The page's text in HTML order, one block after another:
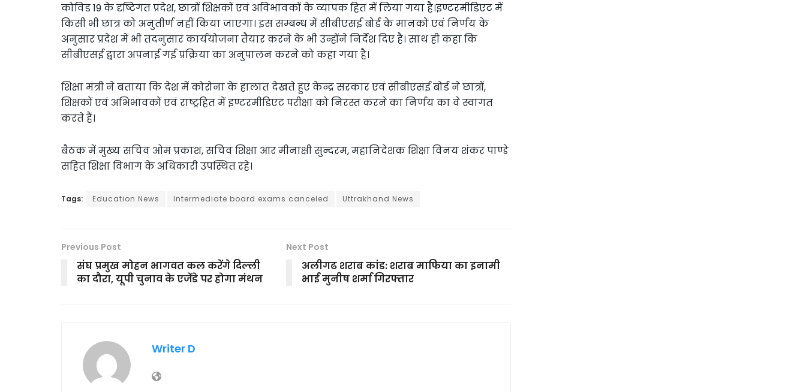
कोविड 19 के दृष्टिगत प्रदेश, छात्रों शिक्षकों एवं अविभावकों के व्यापक हित में लिया गया है।इण्टरमीडिएट में
किसी भी छात्र को अनुतीर्ण नहीं किया जाएगा। इस सम्बन्ध में सीबीएसई बोर्ड के मानको एवं निर्णय के
अनुसार प्रदेश में भी तदनुसार कार्ययोजना तैयार करने के भी उन्होंने निर्देश दिए है। साथ ही कहा कि
सीबीएसई द्वारा अपनाई गई प्रक्रिया का अनुपालन करने को कहा गया है।
शिक्षा मंत्री ने बताया कि देश में कोरोना के हालात देखते हुए केन्द्र सरकार एवं सीबीएसई बोर्ड ने छात्रों,
शिक्षकों एवं अभिभावकों एवं राष्ट्रहित में इण्टरमीडिएट परीक्षा को निरस्त करने का निर्णय का वे स्वागत
करते हैं।
बैठक में मुख्य सचिव ओम प्रकाश, सचिव शिक्षा आर मीनाक्षी सुन्दरम, महानिदेशक शिक्षा विनय शंकर पाण्डे
सहित शिक्षा विभाग के अधिकारी उपस्थित रहे।
Tags: Education News Intermediate board exams canceled Uttrakhand News
Previous Post
संघ प्रमुख मोहन भागवत कल करेंगे दिल्ली
का दौरा, यूपी चुनाव के एजेंडे पर होगा मंथन
Next Post
अलीगढ शराब कांड: शराब माफिया का इनामी
भाई मुनीष शर्मा गिरफ्तार
Writer D